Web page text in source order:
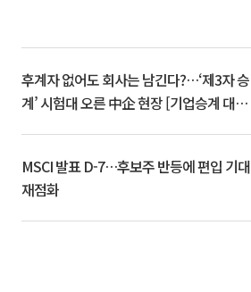
후계자 없어도 회사는 남긴다?…‘제3자 승
계’ 시험대 오른 中企 현장 [기업승계 대전
MSCI 발표 D-7…후보주 반등에 편입 기대
재점화